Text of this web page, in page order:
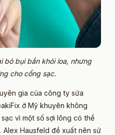
bỏ bụi bẩn khỏi loa, nhưng
cho cổng sạc.
gia của công ty sửa
ở Mỹ khuyên không
vì một số sợi lông có thể
Hausfeld đề xuất nên sử